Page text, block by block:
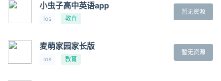
小虫子高中英语app
ios 教育
暂无资源
麦萌家园家长版
ios 教育
暂无资源